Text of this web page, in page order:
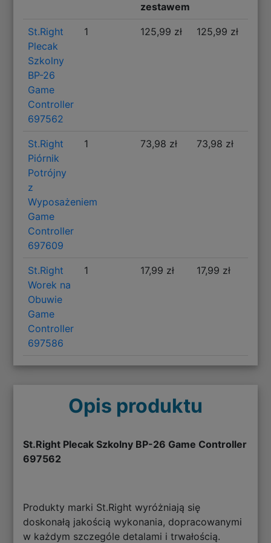
zestawem
St.Right
Plecak
Szkolny
BP-26
Game
Controller
697562
1 125,99 zł 125,99 zł
St.Right
Piórnik
Potrójny
z
Wyposażeniem
Game
Controller
697609
1 73,98 zł 73,98 zł
St.Right
Worek na
Obuwie
Game
Controller
697586
1 17,99 zł 17,99 zł
Opis produktu
St.Right Plecak Szkolny BP-26 Game Controller
697562
Produkty marki St.Right wyróżniają się
doskonałą jakością wykonania, dopracowanymi
w każdym szczególe detalami i trwałością.